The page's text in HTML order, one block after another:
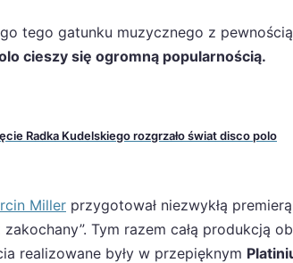
tego gatunku muzycznego z pewnością
cieszy się ogromną popularnością.
Radka Kudelskiego rozgrzało świat disco polo
Miller przygotował niezwykłą
Tym razem całą produkcją
realizowane były w przepięknym